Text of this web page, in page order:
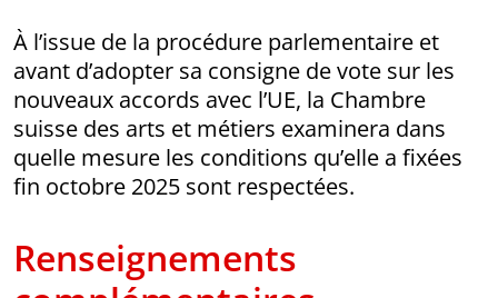
À l’issue de la procédure parlementaire et
avant d’adopter sa consigne de vote sur les
nouveaux accords avec l’UE, la Chambre
suisse des arts et métiers examinera dans
quelle mesure les conditions qu’elle a fixées
fin octobre 2025 sont respectées.
Renseignements